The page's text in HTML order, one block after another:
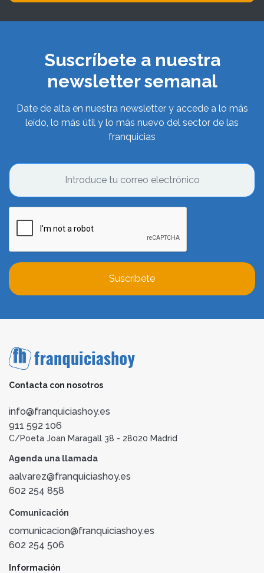
Suscríbete a nuestra
newsletter semanal
Date de alta en nuestra newsletter y accede a lo más
leído, lo más útil y lo más nuevo del sector de las
franquicias
Suscríbete
Contacta con nosotros
info@franquiciashoy.es
911 592 106
C/Poeta Joan Maragall 38 - 28020 Madrid
Agenda una llamada
aalvarez@franquiciashoy.es
602 254 858
Comunicación
comunicacion@franquiciashoy.es
602 254 506
Información